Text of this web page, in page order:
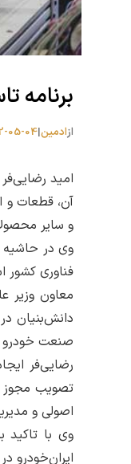
برنامه
ازادمین|
05-04
امید
آن، قطعات و
و سایر
وی در حاشیه‌
فناوری کشور
معاون وزیر
دانش‌بنیان
صنعت خودرو
رضایی‌فر
تصویب مجوز
اصولی و
وی با
ایران‌خودرو